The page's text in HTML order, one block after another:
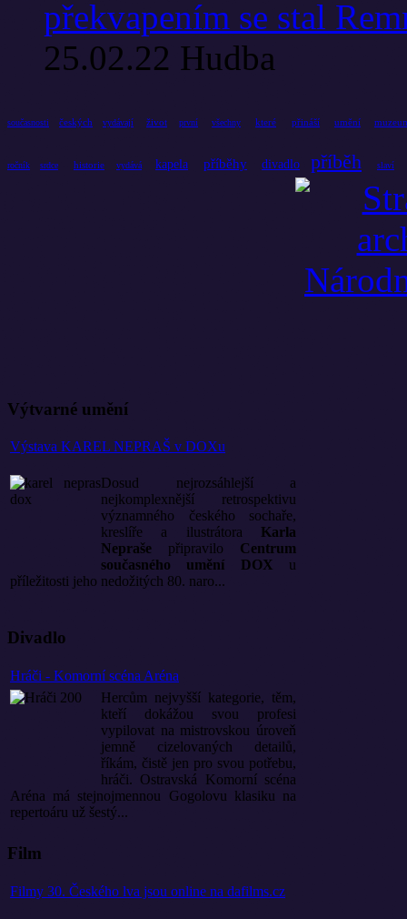
překvapením se stal
25.02.22 Hudba
současnosti českých vydávají život první všechny které přináší umění
ročník srdce historie vydává kapela příběhy divadlo příběh slaví
Výtvarné umění
Výstava KAREL NEPRAŠ v DOXu
Dosud nejrozsáhlejší a
nejkomplexnější retrospektivu
významného českého sochaře,
kreslíře a ilustrátora Karla
Nepraše připravilo Centrum
současného umění DOX u
příležitosti jeho nedožitých 80. naro...
Divadlo
Hráči - Komorní scéna Aréna
Hercům nejvyšší kategorie, těm,
kteří dokážou svou profesi
vypilovat na mistrovskou úroveň
jemně cizelovaných detailů,
říkám, čistě jen pro svou potřebu,
hráči. Ostravská Komorní scéna
Aréna má stejnojmennou Gogolovu klasiku na
repertoáru už šestý...
Film
Filmy 30. Českého lva jsou online na dafilms.cz